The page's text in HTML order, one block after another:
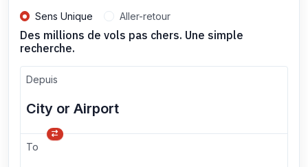
Sens Unique Aller-retour
Des millions de vols pas chers. Une simple
recherche.
Depuis
To